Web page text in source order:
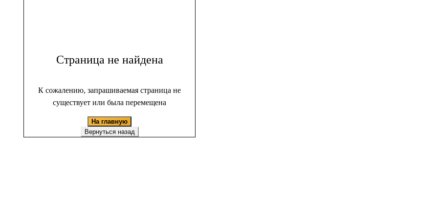
Страница не найдена
К сожалению, запрашиваемая страница не
существует или была перемещена
На главную
Вернуться назад